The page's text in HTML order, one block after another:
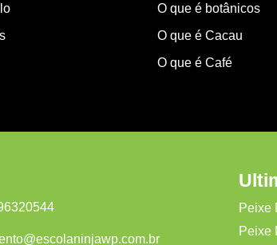
O que é botânicos
O que é Cacau
O que é Café
Peixe
Peixe